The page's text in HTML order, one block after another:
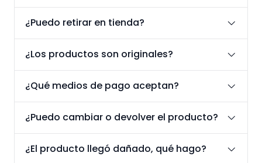
¿Puedo retirar en tienda?
¿Los productos son originales?
¿Qué medios de pago aceptan?
¿Puedo cambiar o devolver el producto?
¿El producto llegó dañado, qué hago?